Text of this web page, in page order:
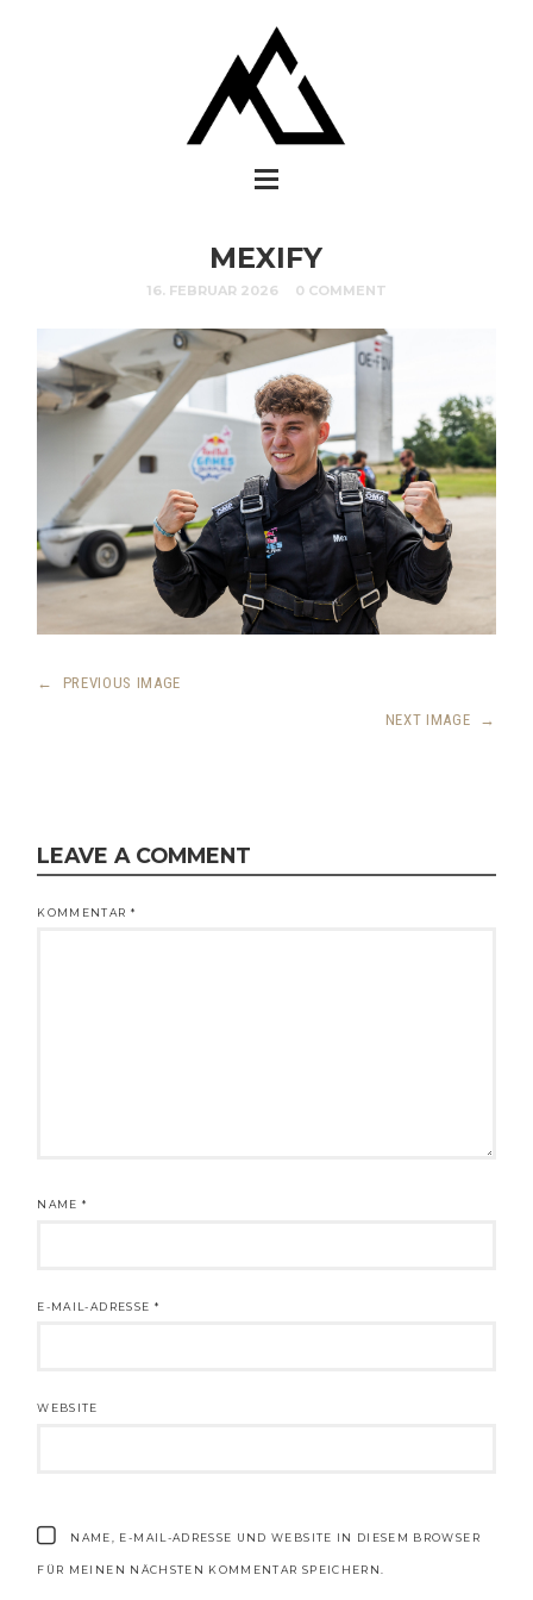
MEXIFY
16. FEBRUAR 2026 0 COMMENT
← PREVIOUS IMAGE
NEXT IMAGE →
LEAVE A COMMENT
KOMMENTAR *
NAME*
E-MAIL-ADRESSE *
WEBSITE
NAME, E-MAIL-ADRESSE UND WEBSITE IN DIESEM BROWSER
FÜR MEINEN NÄCHSTEN KOMMENTAR SPEICHERN.